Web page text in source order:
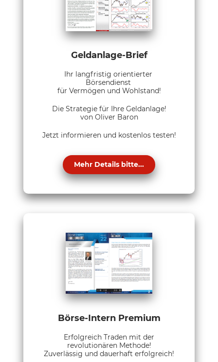
Geldanlage-Brief
Ihr langfristig orientierter
Börsendienst
für Vermögen und Wohlstand!
Die Strategie für Ihre Geldanlage!
von Oliver Baron
Jetzt informieren und kostenlos testen!
Mehr Details bitte...
Börse-Intern Premium
Erfolgreich Traden mit der
revolutionären Methode!
Zuverlässig und dauerhaft erfolgreich!